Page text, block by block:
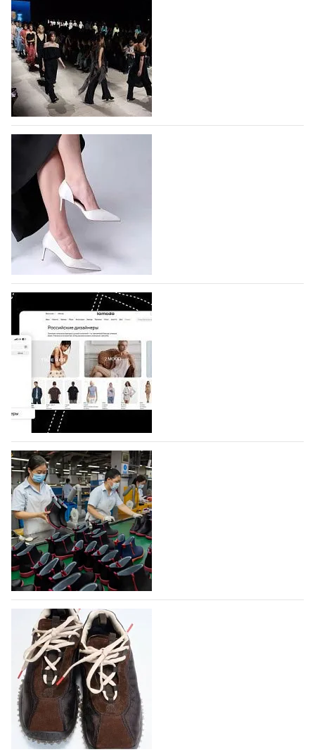
На участие в Московской неделе моды
подано 1047 заявок
На участие в седьмой Московской неделе моды,
которая пройдет в российской столице с 26 сентября
по 1 октября, уже подано 1047 заявок. Примерно
половину из них (494) прислали дизайнеры,
коллекции которых не были представлены в…
07.08.2026 737
BALLINA представит свои новинки на Euro
Shoes
Компания BALLINA Guangzhou Lihuang Footwear
Co., Ltd., основанная в 2011 году и расположенная в
Гуанчжоу, столице моды Китая, является
профессиональной обувной компанией,
объединяющей разработку, производство и…
07.08.2026 603
На платформе Lamoda - новый раздел и
условия продвижения локальных
дизайнерских марок
Российский маркетплейс Lamoda решил обновить
раздел для продажи продукции локальных
дизайнерских марок одежды, обуви и аксессуаров.
Бренды также получат маркетинговую…
06.08.2026 784
Объем мирового производства обуви в
2025 году практически не увеличился
В 2025 году мировое производство обуви
практически не изменилось, зафиксировав
незначительный рост на 0,1% до 24,6 млрд пар, -
данные опубликованы в аналитическом вестнике
«Всемирный ежегодник обуви 2026», Португальской